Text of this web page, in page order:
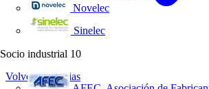
Novelec
Sinelec
Socio industrial 10
Volver a Noticias